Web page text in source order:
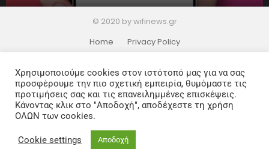
© 2020 by wifinews.gr
Home
Privacy Policy
Χρησιμοποιούμε cookies στον ιστότοπό μας για να σας
προσφέρουμε την πιο σχετική εμπειρία, θυμόμαστε τις
προτιμήσεις σας και τις επανειλημμένες επισκέψεις.
Κάνοντας κλικ στο "Αποδοχή", αποδέχεστε τη χρήση
ΟΛΩΝ των cookies.
Cookie settings Αποδοχή